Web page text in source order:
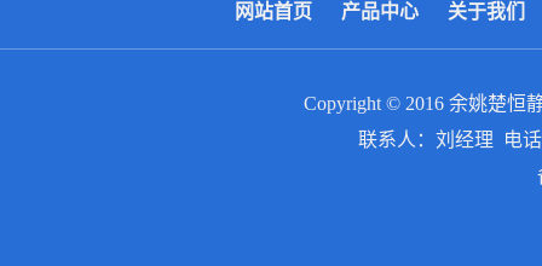
网站首页 产品中心 关于我们
Copyright © 2016 余姚楚恒
联系人：刘经理 电话